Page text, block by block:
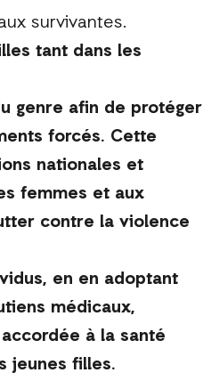
survivantes.
tant dans les
genre afin de protéger
forcés. Cette
nationales et
femmes et aux
contre la violence
en en adoptant
médicaux,
à la santé
jeunes filles.